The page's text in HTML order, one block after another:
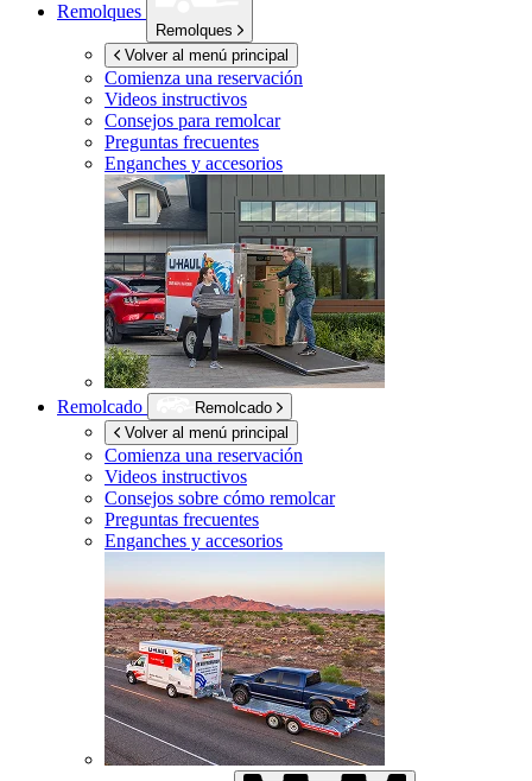
Remolques
Remolques
Volver al menú principal
Comienza una reservación
Videos instructivos
Consejos para remolcar
Preguntas frecuentes
Enganches y accesorios
Remolcado
Remolcado
Volver al menú principal
Comienza una reservación
Videos instructivos
Consejos sobre cómo remolcar
Preguntas frecuentes
Enganches y accesorios